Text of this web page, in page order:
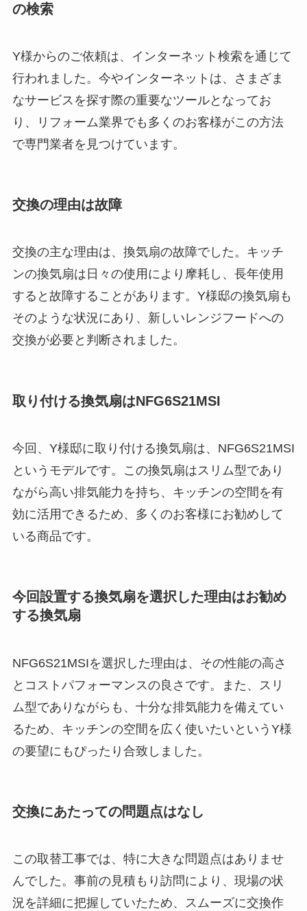
の検索
Y様からのご依頼は、インターネット検索を通じて
行われました。今やインターネットは、さまざま
なサービスを探す際の重要なツールとなってお
り、リフォーム業界でも多くのお客様がこの方法
で専門業者を見つけています。
交換の理由は故障
交換の主な理由は、換気扇の故障でした。キッチ
ンの換気扇は日々の使用により摩耗し、長年使用
すると故障することがあります。Y様邸の換気扇も
そのような状況にあり、新しいレンジフードへの
交換が必要と判断されました。
取り付ける換気扇はNFG6S21MSI
今回、Y様邸に取り付ける換気扇は、NFG6S21MSI
というモデルです。この換気扇はスリム型であり
ながら高い排気能力を持ち、キッチンの空間を有
効に活用できるため、多くのお客様にお勧めして
いる商品です。
今回設置する換気扇を選択した理由はお勧め
する換気扇
NFG6S21MSIを選択した理由は、その性能の高さ
とコストパフォーマンスの良さです。また、スリ
ム型でありながらも、十分な排気能力を備えてい
るため、キッチンの空間を広く使いたいというY様
の要望にもぴったり合致しました。
交換にあたっての問題点はなし
この取替工事では、特に大きな問題点はありませ
んでした。事前の見積もり訪問により、現場の状
況を詳細に把握していたため、スムーズに交換作